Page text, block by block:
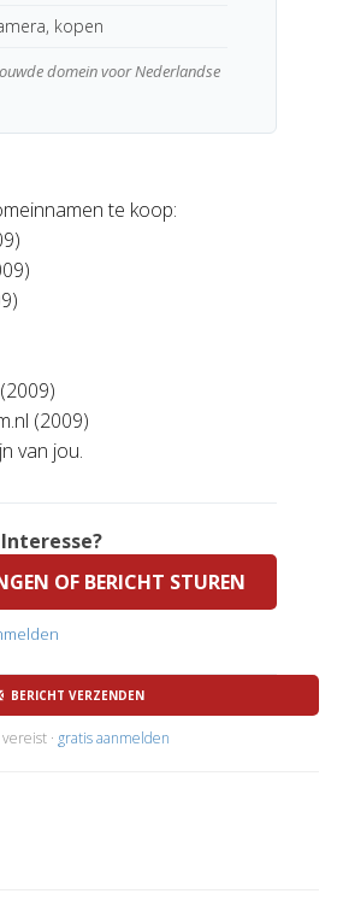
kopen
domein voor Nederlandse
te koop:
(2009)
van jou.
OF BERICHT STUREN
BERICHT VERZENDEN
· gratis aanmelden